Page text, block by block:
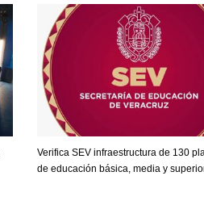
Verifica SEV infraestructura de 130
de educación básica, media y